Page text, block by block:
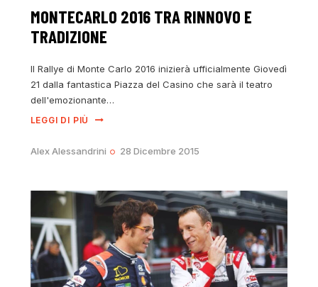
MONTECARLO 2016 TRA RINNOVO E
TRADIZIONE
Il Rallye di Monte Carlo 2016 inizierà ufficialmente Giovedì
21 dalla fantastica Piazza del Casino che sarà il teatro
dell'emozionante…
LEGGI DI PIÙ
Alex Alessandrini 28 Dicembre 2015